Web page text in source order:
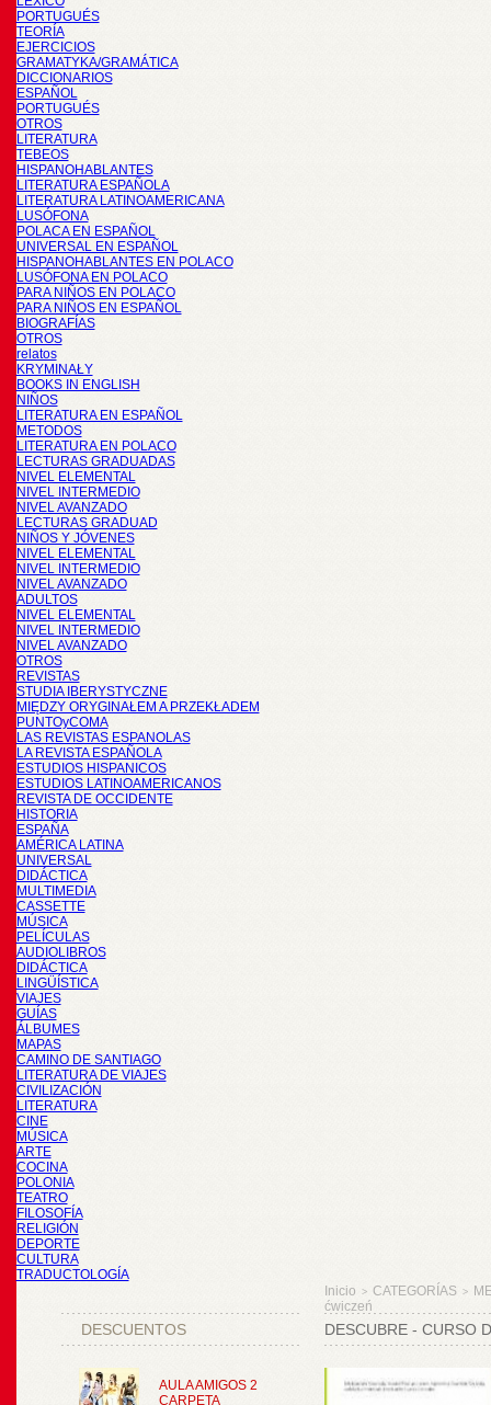
PORTUGUÉS
TEORÍA
EJERCICIOS
GRAMATYKA/GRAMÁTICA
DICCIONARIOS
ESPAÑOL
PORTUGUÉS
OTROS
LITERATURA
TEBEOS
HISPANOHABLANTES
LITERATURA ESPAÑOLA
LITERATURA LATINOAMERICANA
LUSÓFONA
POLACA EN ESPAÑOL
UNIVERSAL EN ESPAÑOL
HISPANOHABLANTES EN POLACO
LUSÓFONA EN POLACO
PARA NIÑOS EN POLACO
PARA NIÑOS EN ESPAÑOL
BIOGRAFÍAS
OTROS
relatos
KRYMINAŁY
BOOKS IN ENGLISH
NIÑOS
LITERATURA EN ESPAÑOL
METODOS
LITERATURA EN POLACO
LECTURAS GRADUADAS
NIVEL ELEMENTAL
NIVEL INTERMEDIO
NIVEL AVANZADO
LECTURAS GRADUAD
NIÑOS Y JÓVENES
NIVEL ELEMENTAL
NIVEL INTERMEDIO
NIVEL AVANZADO
ADULTOS
NIVEL ELEMENTAL
NIVEL INTERMEDIO
NIVEL AVANZADO
OTROS
REVISTAS
STUDIA IBERYSTYCZNE
MIĘDZY ORYGINAŁEM A PRZEKŁADEM
PUNTOyCOMA
LAS REVISTAS ESPANOLAS
LA REVISTA ESPAÑOLA
ESTUDIOS HISPANICOS
ESTUDIOS LATINOAMERICANOS
REVISTA DE OCCIDENTE
HISTORIA
ESPAÑA
AMÉRICA LATINA
UNIVERSAL
DIDÁCTICA
MULTIMEDIA
CASSETTE
MÚSICA
PELÍCULAS
AUDIOLIBROS
DIDÁCTICA
LINGÜÍSTICA
VIAJES
GUÍAS
ÁLBUMES
MAPAS
CAMINO DE SANTIAGO
LITERATURA DE VIAJES
CIVILIZACIÓN
LITERATURA
CINE
MÚSICA
ARTE
COCINA
POLONIA
TEATRO
FILOSOFÍA
RELIGIÓN
DEPORTE
CULTURA
TRADUCTOLOGÍA
DESCUENTOS
AULA AMIGOS 2
CARPETA
Inicio > CATEGORÍAS >
ćwiczeń
DESCUBRE - CURSO